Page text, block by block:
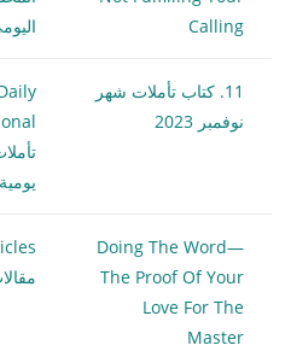
Calling
11. كتاب تأملات شهر
نوفمبر 2023
يومية
Doing The Word—
The Proof Of Your
Love For The
Master